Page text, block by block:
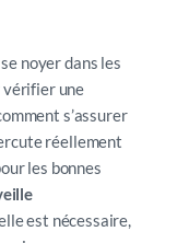
noyer dans les
vérifier une
s’assurer
réellement
les bonnes
est nécessaire,